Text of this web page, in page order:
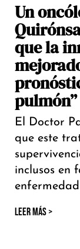
Un
que la
pulmón”
El Doctor
que este
inclusos en
enfermedad
LEER MÁS >